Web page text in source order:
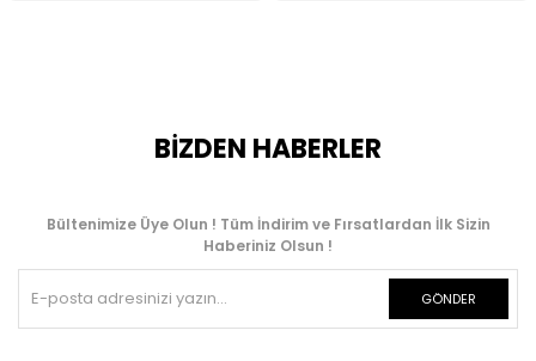
BİZDEN HABERLER
Bültenimize Üye Olun ! Tüm İndirim ve Fırsatlardan İlk Sizin
Haberiniz Olsun !
GÖNDER